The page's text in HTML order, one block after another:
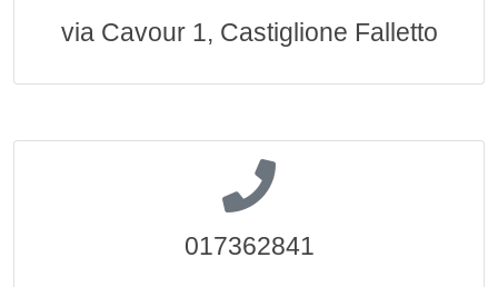
via Cavour 1, Castiglione Falletto
017362841